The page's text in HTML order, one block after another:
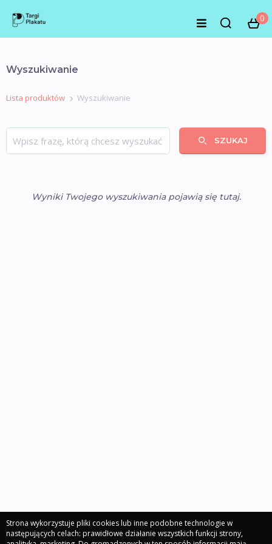
0
Wyszukiwanie
Lista produktów Wyszukiwanie
SZUKAJ
Wyniki Twojego wyszukiwania pojawią się tutaj.
Strona wykorzystuje pliki cookies lub inne podobne technologie w
następujących celach: prawidłowe działanie wszystkich funkcji strony,